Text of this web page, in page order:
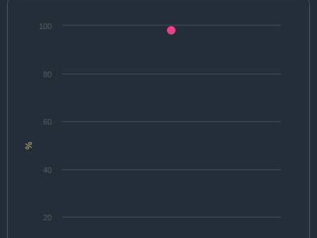
%
20
40
60
80
100